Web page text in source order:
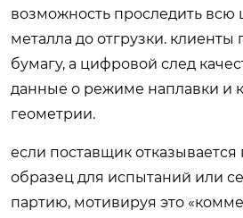
возможность проследить всю
металла до отгрузки. клиенты
бумагу, а цифровой след
данные о режиме наплавки и
геометрии.
если поставщик отказывается
образец для испытаний или
партию, мотивируя это